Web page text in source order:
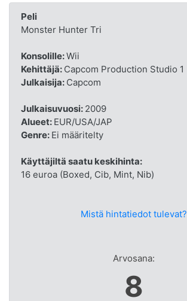
Peli
Monster Hunter Tri
Konsolille:Wii
Kehittäjä: Capcom Production Studio 1
Julkaisija: Capcom
Julkaisuvuosi: 2009
Alueet: EUR/USA/JAP
Genre: Ei määritelty
Käyttäjiltä saatu keskihinta:
16 euroa (Boxed, Cib, Mint, Nib)
Mistä hintatiedot tulevat?
Arvosana:
8